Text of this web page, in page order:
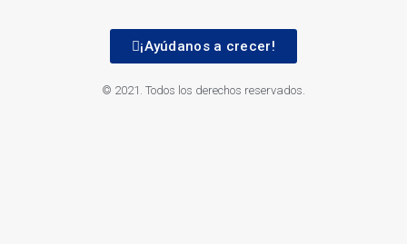
¡Ayúdanos a crecer!
© 2021. Todos los derechos reservados.